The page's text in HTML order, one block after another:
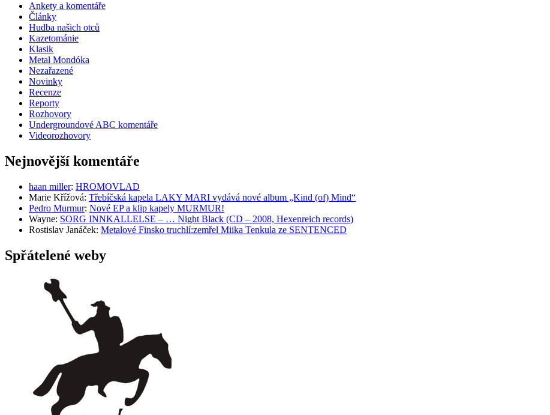
Ankety a komentáře
Články
Hudba našich otců
Kazetománie
Klasik
Metal Mondóka
Nezařazené
Novinky
Recenze
Reporty
Rozhovory
Undergroundové ABC komentáře
Videorozhovory
Nejnovější komentáře
haan miller: HROMOVLAD
Marie Křížová: Třebíčská kapela LAKY MARI vydává nové album „Kind (of) Mind“
Pedro Murmur: Nové EP a klip kapely MURMUR!
Wayne: SORG INNKALLELSE – … Night Black (CD – 2008, Hexenreich records)
Rostislav Janáček: Metalové Finsko truchlí:zemřel Miika Tenkula ze SENTENCED
Spřátelené weby